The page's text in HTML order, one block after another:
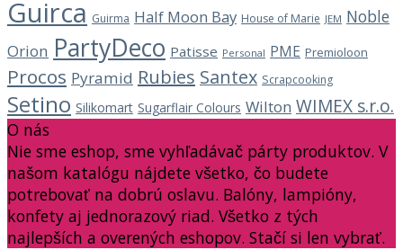
Guirca Guirma Half Moon Bay House of Marie JEM Noble
Orion PartyDeco Patisse Personal PME Premioloon
Procos Pyramid Rubies Santex Scrapcooking
Setino Silikomart Sugarflair Colours Wilton WIMEX s.r.o.
O nás
Nie sme eshop, sme vyhľadávač párty produktov. V
našom katalógu nájdete všetko, čo budete
potrebovať na dobrú oslavu. Balóny, lampióny,
konfety aj jednorazový riad. Všetko z tých
najlepších a overených eshopov. Stačí si len vybrať.